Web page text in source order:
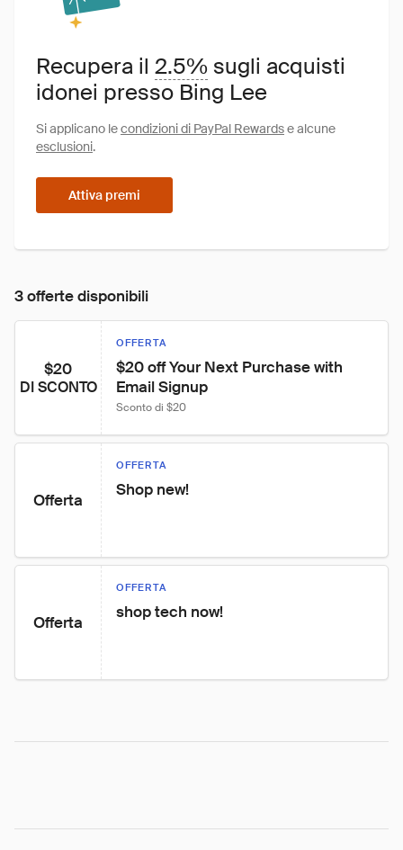
Recupera il 2.5% sugli acquisti
idonei presso Bing Lee
Si applicano lecondizioni di PayPal Rewardse alcune
esclusioni.
Attiva premi
3 offerte disponibili
$20
DI SCONTO
OFFERTA
$20 off Your Next Purchase with
Email Signup
Sconto di $20
Offerta
OFFERTA
Shop new!
Offerta
OFFERTA
shop tech now!